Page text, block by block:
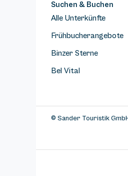
Suchen & Buchen
Alle Unterkünfte
Frühbucherangebote
Binzer Sterne
Bel Vital
© Sander Touristik